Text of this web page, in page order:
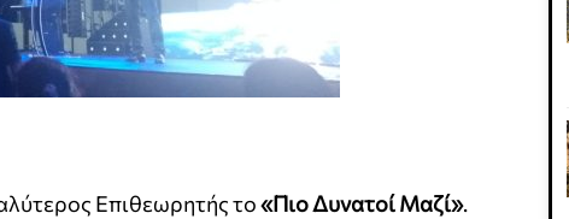
Επιθεωρητής το«Πιο Δυνατοί Μαζί».